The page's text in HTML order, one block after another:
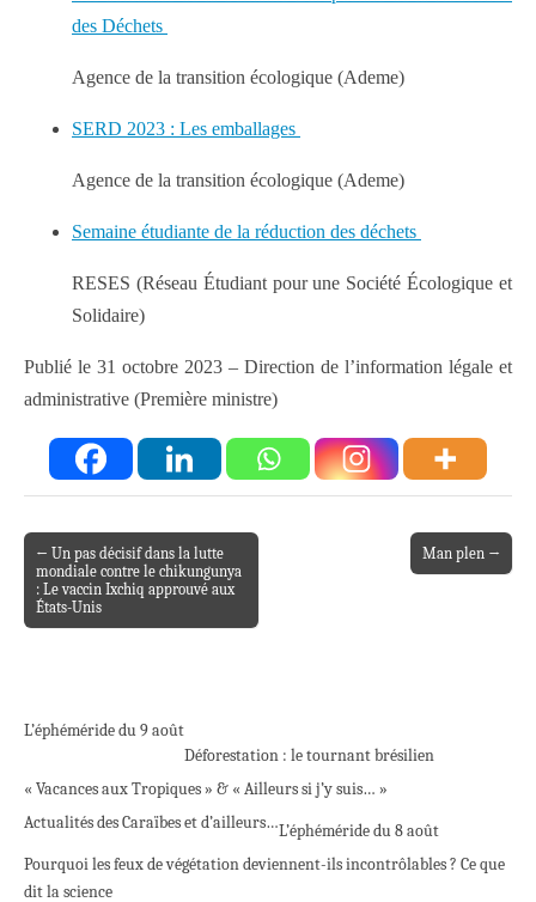
des Déchets
Agence de la transition écologique (Ademe)
SERD 2023 : Les emballages
Agence de la transition écologique (Ademe)
Semaine étudiante de la réduction des déchets
RESES (Réseau Étudiant pour une Société Écologique et
Solidaire)
Publié le 31 octobre 2023 – Direction de l’information légale et
administrative (Première ministre)
Post navigation
← Un pas décisif dans la lutte
mondiale contre le chikungunya
: Le vaccin Ixchiq approuvé aux
États-Unis
Man plen →
L’éphéméride du 9 août
Déforestation : le tournant brésilien
« Vacances aux Tropiques » & « Ailleurs si j’y suis… »
Actualités des Caraïbes et d’ailleurs…L’éphéméride du 8 août
Pourquoi les feux de végétation deviennent-ils incontrôlables ? Ce que
dit la science